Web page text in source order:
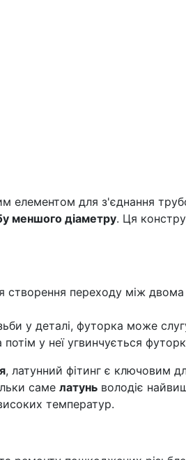
елементом для з'єднання
меншого діаметру. Ця
створення переходу між
у деталі, футорка може
у неї угвинчується
, латунний фітинг є ключовим
саме латунь володіє
температур.